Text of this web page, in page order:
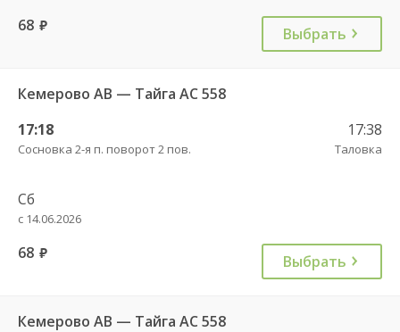
68 руб. Выбрать
Кемерово АВ — Тайга АС 558
17:18
Сосновка 2-я п. поворот 2 пов.
17:38
Таловка
Сб
с 14.06.2026
68 руб. Выбрать
Кемерово АВ — Тайга АС 558